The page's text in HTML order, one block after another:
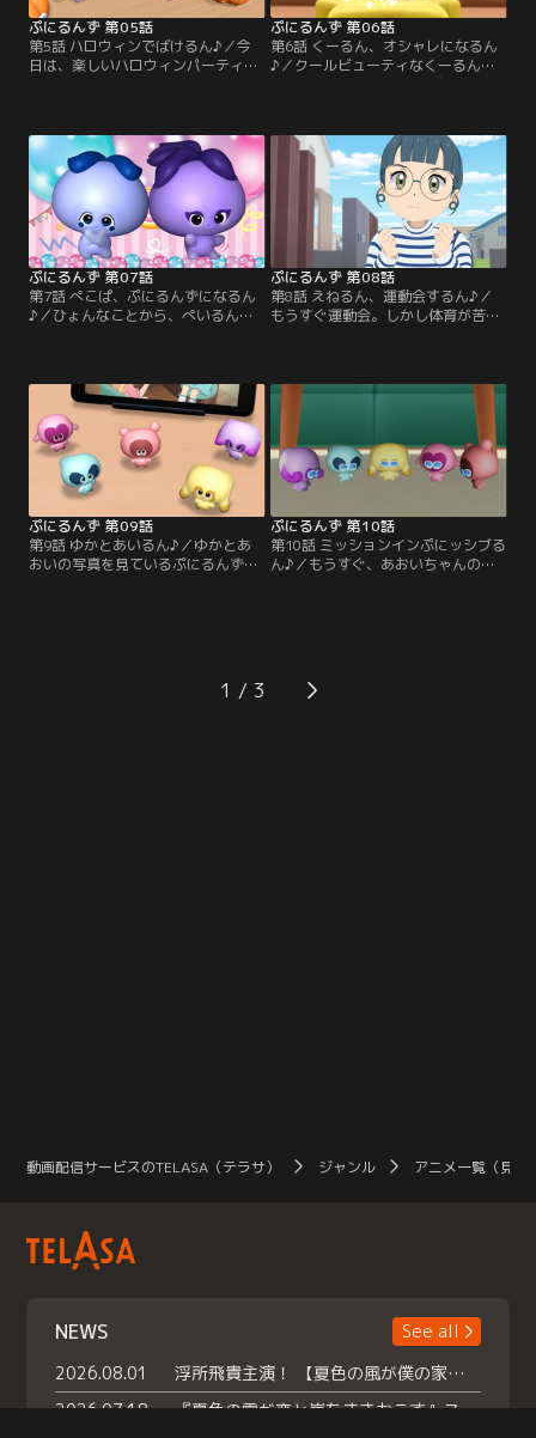
ぷにるんず 第05話
第5話 ハロウィンでばけるん♪／今
日は、楽しいハロウィンパーティ
あいるんたち。しかし、楽しそうな
ぷにるんずを見つめる怪しい影
が……。その正体は、とてもめずら
しいぷにるんず『ばけるん』だっ
た。
ぷにるんず 第06話
第6話 くーるん、オシャレになるん
♪／クールビューティなくーるんに
影響され、オシャレに目ざめたあい
ットへ買い物に。ちょうネクタイや
王冠など、オシャレなアイテムをそ
ろえていく。しかし、もともとクー
ルビューティな性格じゃないあいる
ん。いまいち、ビシッとキマらな
ぷにるんず 第07話
第7話 ぺこぱ、ぷにるんずになるん
♪／ひょんなことから、ぺいるんと
ントを探すため、2人はぷにの世界
を旅する。「もとにもどるには、ぷ
にぷにされなければ！」そう思った
2人は、旅の途中で出会ったあいる
んたちと交流を深めながら、ぷにぷ
にし合う。
ぷにるんず 第08話
第8話 えねるん、運動会するん♪／
もうすぐ運動会。しかし体育が苦手
動会というものに興味を持ったぷに
るんずは、いろんな種目で競い合っ
ていた。一生懸命、えねるんを応援
するあおい。しかし、おっちょこち
ょいなところが裏目に出て、失敗ば
かりのえねるん。
ぷにるんず 第09話
第9話 ゆかとあいるん♪／ゆかとあ
おいの写真を見ているぷにるんず。
日だった。こむぎと公園に行ったゆ
かは、ひとりでブランコに乗るあい
ぷにるんず 第10話
第10話 ミッションインぷにッシブる
ん♪／もうすぐ、あおいちゃんの誕
だ！動き出すエージェントぷにるん
ず！しかし数々の障害が、彼らの前
1
動画配信サービスのTELASA（テラサ） ジャンル アニメ一覧（見放
NEWS
See all
2026.08.01
浮所飛貴主演！ 【夏色の風が僕の家にやってきた】 本日よりテラサで独占配信スタート！
2026.07.18
『夏色の雲が恋と嵐をまきおこす』スペシャルメイキング 【Part1】2026年７月18日（土）23時30分～配信スタート！話題のシーンの裏側を大公開！豪華キャスト大集合！ 『武宮家 真夏の家族会議』開催！